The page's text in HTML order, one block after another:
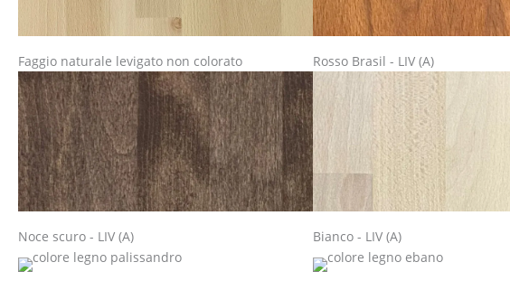
Faggio naturale levigato non colorato Rosso Brasil - LIV (A)
Noce scuro - LIV (A) Bianco - LIV (A)